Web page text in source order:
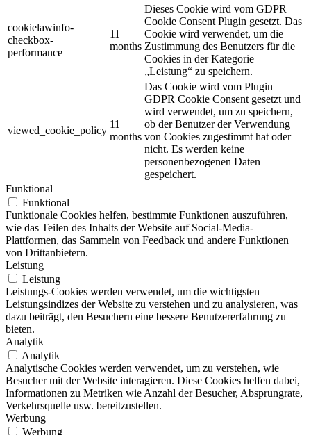
cookielawinfo-
checkbox-
performance
11
months
Dieses Cookie wird vom GDPR
Cookie Consent Plugin gesetzt. Das
Cookie wird verwendet, um die
Zustimmung des Benutzers für die
Cookies in der Kategorie
„Leistung“ zu speichern.
viewed_cookie_policy
11
months
Das Cookie wird vom Plugin
GDPR Cookie Consent gesetzt und
wird verwendet, um zu speichern,
ob der Benutzer der Verwendung
von Cookies zugestimmt hat oder
nicht. Es werden keine
personenbezogenen Daten
gespeichert.
Funktional
Funktional
Funktionale Cookies helfen, bestimmte Funktionen auszuführen,
wie das Teilen des Inhalts der Website auf Social-Media-
Plattformen, das Sammeln von Feedback und andere Funktionen
von Drittanbietern.
Leistung
Leistung
Leistungs-Cookies werden verwendet, um die wichtigsten
Leistungsindizes der Website zu verstehen und zu analysieren, was
dazu beiträgt, den Besuchern eine bessere Benutzererfahrung zu
bieten.
Analytik
Analytik
Analytische Cookies werden verwendet, um zu verstehen, wie
Besucher mit der Website interagieren. Diese Cookies helfen dabei,
Informationen zu Metriken wie Anzahl der Besucher, Absprungrate,
Verkehrsquelle usw. bereitzustellen.
Werbung
Werbung